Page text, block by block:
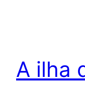
A ilha